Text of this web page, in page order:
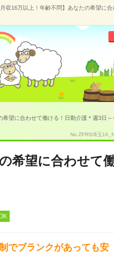
月収16万以上！年齢不問】あなたの希望に
望に合わせて働ける！日勤介護＊週3日～
No.ZPRS埼玉
希望に合わせて
でブランクがあっても安